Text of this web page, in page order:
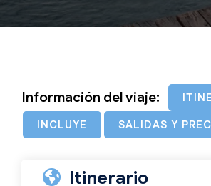
Información del viaje:
INCLUYE SALIDAS Y
Itinerario